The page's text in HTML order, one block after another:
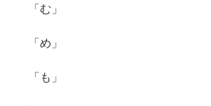
「む」
「め」
「も」